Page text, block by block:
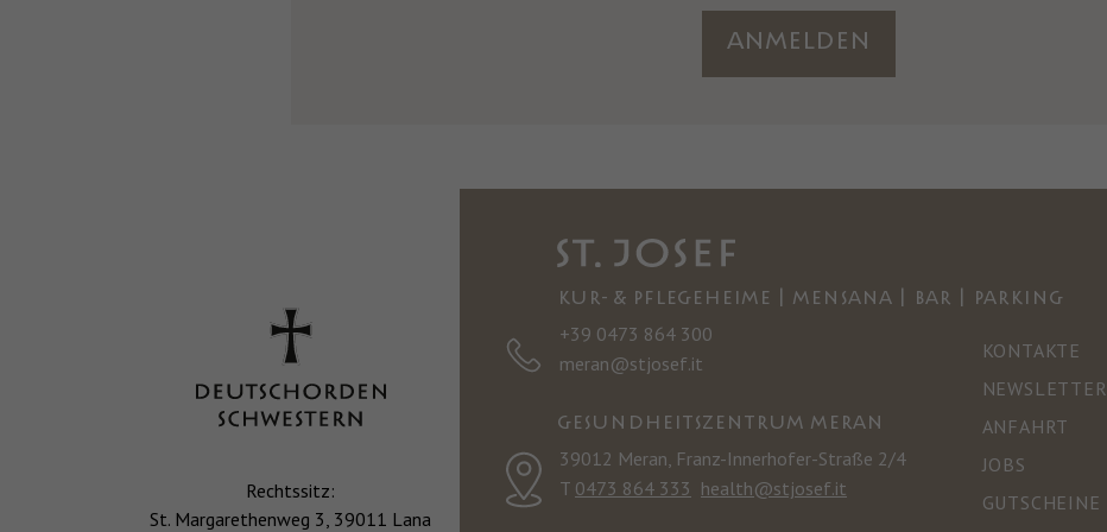
Anmelden
Rechtssitz:
St. Margarethenweg 3, 39011 Lana
KUR- & PFLEGEHEIME | MENSANA | BAR | PARKING
+39 0473 864 300
meran@stjosef.it
GESUNDHEITSZENTRUM MERAN
39012 Meran, Franz-Innerhofer-Straße 2/4
T 0473 864 333 health@stjosef.it
KONTAKTE
NEWSLETTER
ANFAHRT
JOBS
GUTSCHEINE